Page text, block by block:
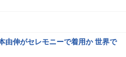
由伸がセレモニーで着用か 世界で